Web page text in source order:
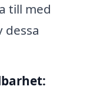
till med
dessa